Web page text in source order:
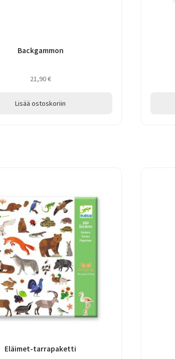
Backgammon
21,90€
Lisää ostoskoriin
Eläimet-tarrapaketti